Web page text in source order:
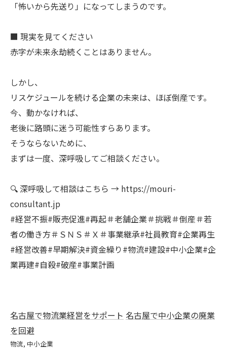
「怖いから先送り」になってしまうのです。
■ 現実を見てください
赤字が未来永劫続くことはありません。
しかし、
リスケジュールを続ける企業の未来は、ほぼ倒産です。
今、動かなければ、
老後に路頭に迷う可能性すらあります。
そうならないために、
まずは一度、深呼吸してご相談ください。
🔍 深呼吸して相談はこちら → https://mouri-
consultant.jp
#経営不振#販売促進#再起＃老舗企業＃挑戦＃倒産＃若
者の働き方＃ＳＮＳ＃Ｘ＃事業継承#社員教育#企業再生
#経営改善#早期解決#資金繰り#物流#建設#中小企業#企
業再建#自殺#破産#事業計画
名古屋で物流業経営をサポート 名古屋で中小企業の廃業
を回避
物流 中小企業